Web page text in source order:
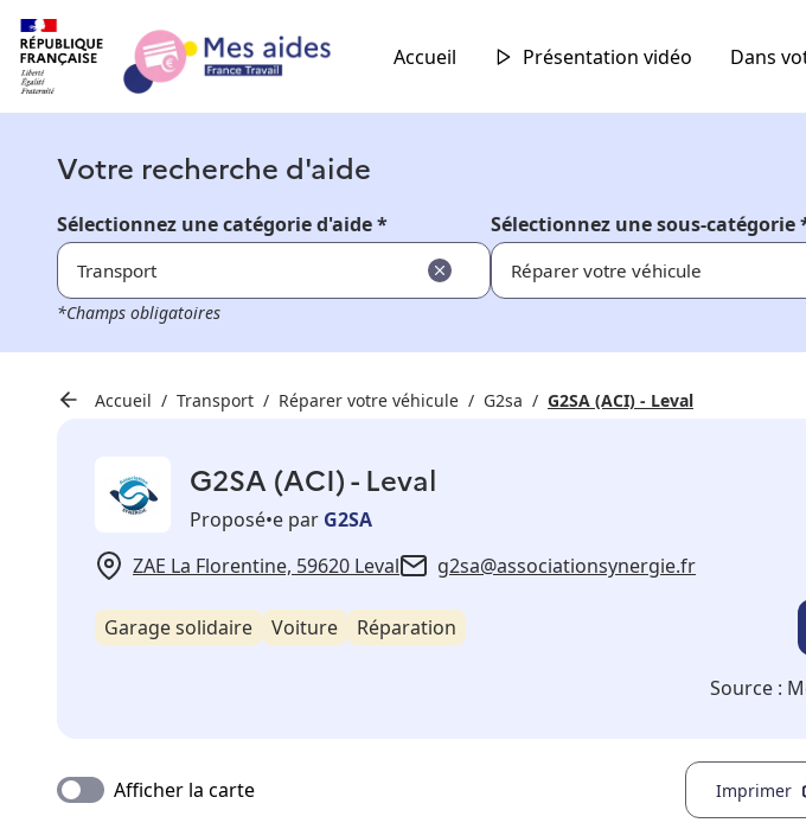
Accueil Présentation vidéo Dans
Votre recherche d'aide
Sélectionnez une catégorie d'aide *
Transport
Sélectionnez une sous-catégorie
Réparer votre véhicule
*Champs obligatoires
Accueil Transport Réparer votre véhicule G2sa G2SA (ACI) - Leval
G2SA (ACI) - Leval
Proposé•e par G2SA
ZAE La Florentine, 59620 Leval
g2sa@associationsynergie.fr
Garage solidaire Voiture Réparation
Source :
Afficher la carte Imprimer